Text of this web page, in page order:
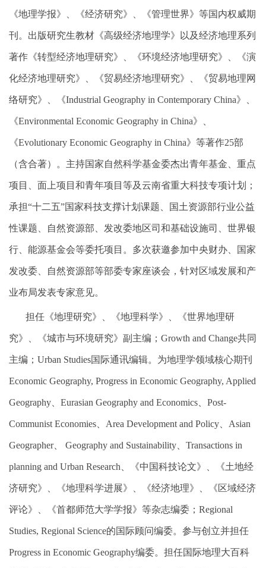
《地理学报》、《经济研究》、《管理世界》等国内权威期
刊。出版研究生教材《高级经济地理学》以及经济地理系列
著作 《转型经济地理研究》、《环境经济地理研究》、《演
化经济地理研究》、《贸易经济地理研究》、《贸易地理网
络研究》、《Industrial Geography in Contemporary China》、
《Environmental Economic Geography in China》、
《Evolutionary Economic Geography in China》等著作25部
（含合著） 。 主持国家自然科学基金委杰出青年基金、重点
项目、面上项目和青年项目等及云南省重大科技专项计划；
承担“十二五”国家科技支撑计划课题、国土资源部行业公益
性课题、自然资源部、发改委地区司和基础设施司、世界银
行、能源基金会等委托项目。多次获邀参加中央财办、国家
发改委、自然资源部等部委专家座谈会，针对区域发展和产
业布局发表专家意见。
担任《地理研究》、《地理科学》、《世界地理研
究》、《城市与环境研究》副主编； Growth and Change共同
主编； Urban Studies国际通讯编辑。 为地理学领域核心期刊
Economic Geography, Progress in Economic Geography, Applied
Geography Eurasian Geography and Economics Post-
Communist Economies Area Development and Policy Asian
Geographer、 Geography and Sustainability Transactions in
planning and Urban Research 、《中国科技论文》、《土地经
济研究》、《地理科学进展》、《经济地理》、《区域经济
评论》、《首都师范大学学报》等杂志编委； Regional
Studies, Regional Science的国际顾问编委。参与创立并担任
Progress in Economic Geography编委。担任国际地理大百科